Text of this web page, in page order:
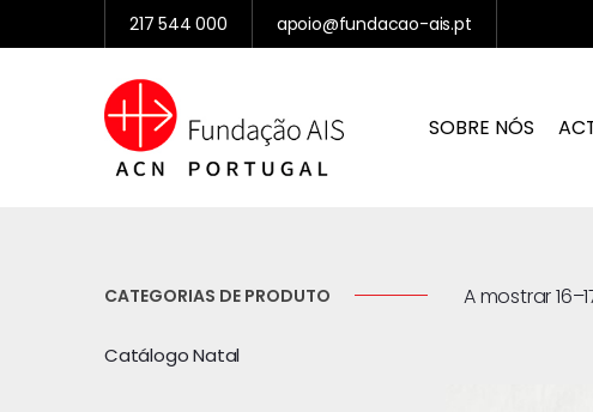
217 544 000 apoio@fundacao-ais.pt
SOBRE NÓS
A mostrar
CATEGORIAS DE PRODUTO
Catálogo Natal